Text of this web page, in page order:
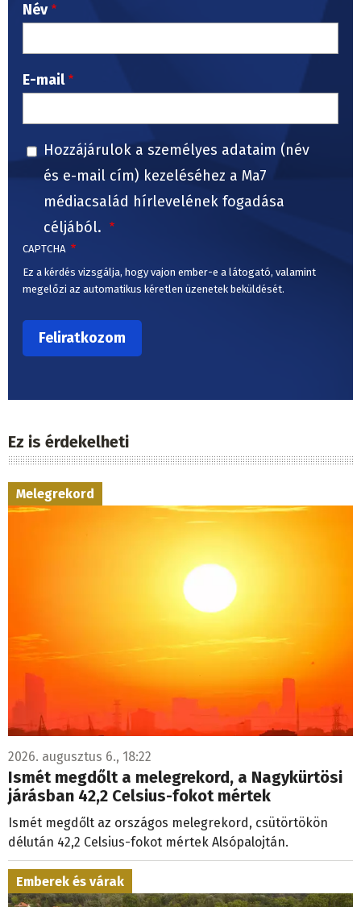
Név
E-mail
Hozzájárulok a személyes adataim (név
és e-mail cím) kezeléséhez a Ma7
médiacsalád hírlevelének fogadása
céljából.
CAPTCHA
Ez a kérdés vizsgálja, hogy vajon ember-e a látogató, valamint
megelőzi az automatikus kéretlen üzenetek beküldését.
Ez is érdekelheti
Melegrekord
2026. augusztus 6., 18:22
Ismét megdőlt a melegrekord, a Nagykürtösi
járásban 42,2 Celsius-fokot mértek
Ismét megdőlt az országos melegrekord, csütörtökön
délután 42,2 Celsius-fokot mértek Alsópalojtán.
Emberek és várak